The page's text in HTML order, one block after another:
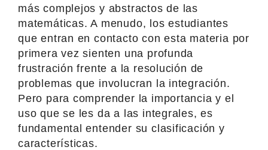
más complejos y abstractos de las
matemáticas. A menudo, los estudiantes
que entran en contacto con esta materia por
primera vez sienten una profunda
frustración frente a la resolución de
problemas que involucran la integración.
Pero para comprender la importancia y el
uso que se les da a las integrales, es
fundamental entender su clasificación y
características.